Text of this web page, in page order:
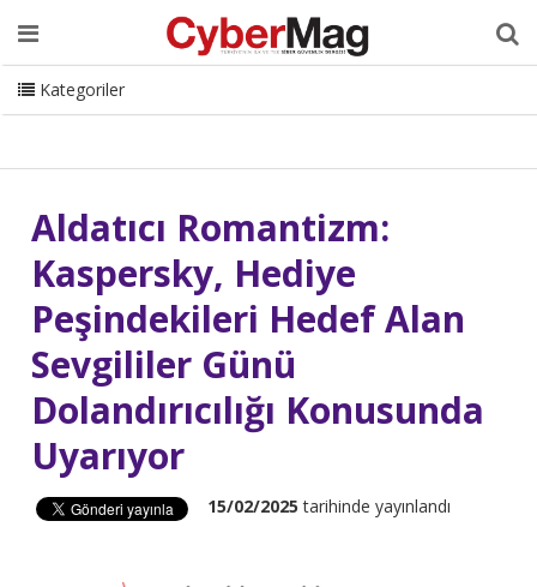
Ana Sayfa Hakkımızda Dergi Editörden
Danışmanlık
ISC Turkey Sizden Gelenler
İletişim
CyberMag Logo
Kategoriler
Aldatıcı Romantizm:
Kaspersky, Hediye
Peşindekileri Hedef Alan
Sevgililer Günü
Dolandırıcılığı Konusunda
Uyarıyor
15/02/2025 tarihinde yayınlandı